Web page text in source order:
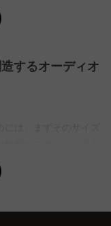
デザインも考慮する
から選べるため、イン
ぶべき？
め、選ぶ際に重要で
に傷がつかないよう
選ぶ？
ルはさらに便利です。
するオーディオ
しっかりと支える構